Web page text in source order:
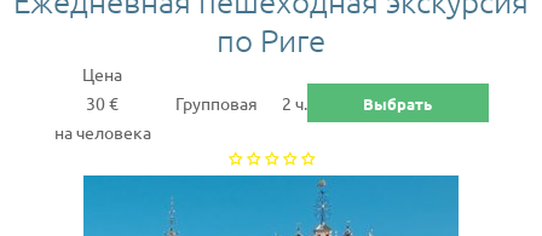
по Риге
Цена
30 €
на человека
Групповая 2 ч. Выбрать